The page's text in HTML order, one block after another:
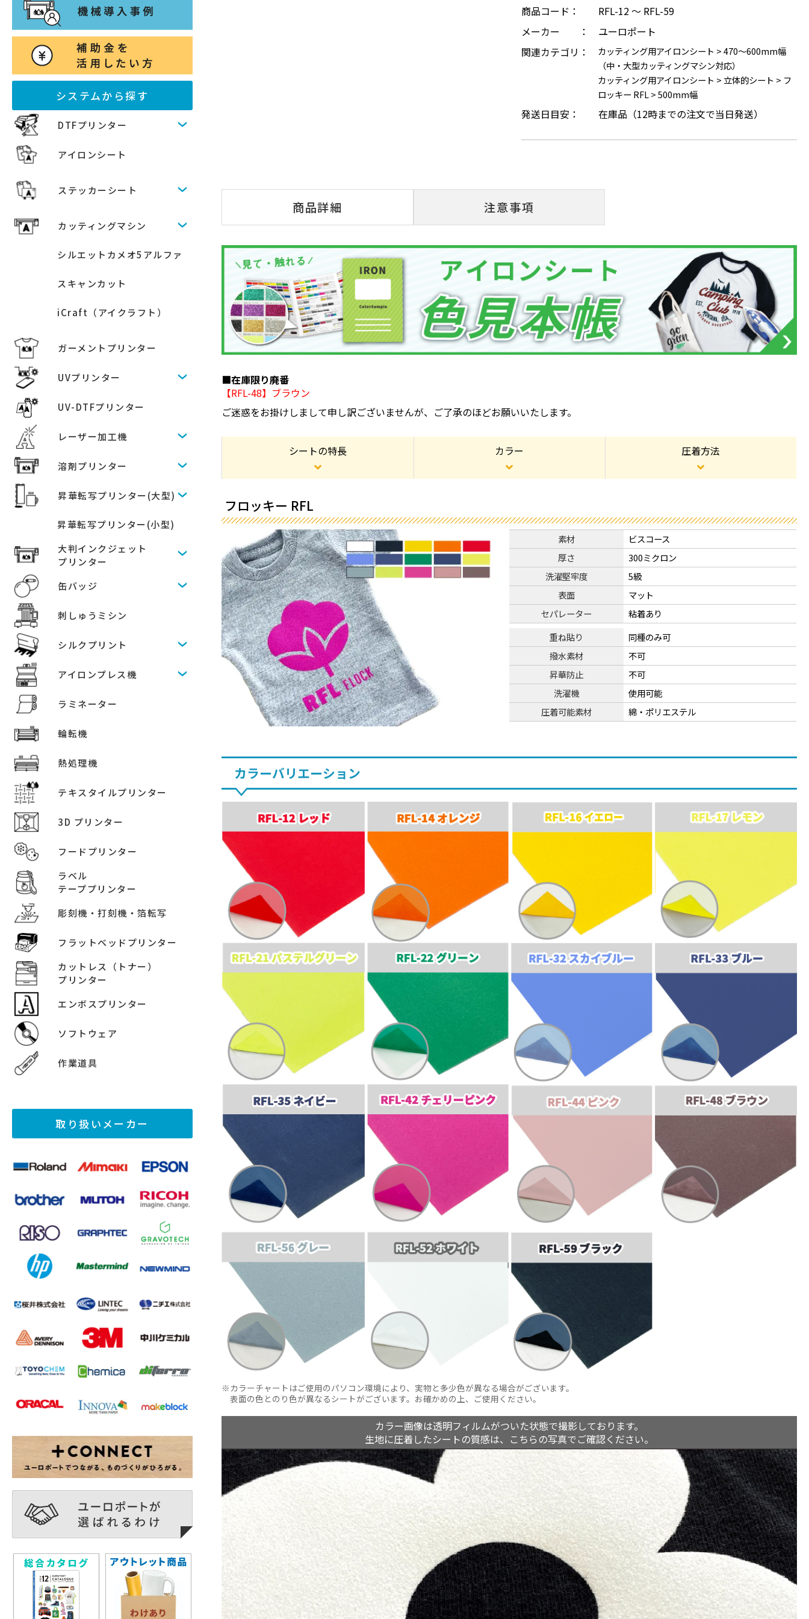
システムから探す
DTFプリンター
アイロンシート
ステッカーシート
カッティングマシン
シルエットカメオ5アルファ
スキャンカット
iCraft（アイクラフト）
ガーメントプリンター
UVプリンター
UV-DTFプリンター
レーザー加工機
溶剤プリンター
昇華転写プリンター(大型)
昇華転写プリンター(小型)
大判インクジェット
プリンター
缶バッジ
刺しゅうミシン
シルクプリント
アイロンプレス機
ラミネーター
輪転機
熱処理機
テキスタイルプリンター
3D プリンター
フードプリンター
ラベル
テーププリンター
彫刻機・打刻機・箔転写
フラットベッドプリンター
カットレス（トナー）
プリンター
エンボスプリンター
ソフトウェア
作業道具
取り扱いメーカー
商品コード：
RFL-12 ～ RFL-59
メーカー ：
ユーロポート
関連カテゴリ：
カッティング用アイロンシート >470～600mm幅
（中・大型カッティングマシン対応）
カッティング用アイロンシート > 立体的シート > フ
ロッキー RFL>500mm幅
発送日目安： 在庫品（12時までの注文で当日発送）
商品詳細 注意事項
■在庫限り廃番
【RFL-48】ブラウン
ご迷惑をお掛けしまして申し訳ございませんが、ご了承のほどお願いいたします。
シートの特長 カラー 圧着方法
フロッキー RFL
素材
ビスコース
厚さ
300ミクロン
洗濯堅牢度
5級
表面
マット
セパレーター
粘着あり
重ね貼り
同種のみ可
撥水素材
不可
昇華防止
不可
洗濯機
使用可能
圧着可能素材
綿・ポリエステル
カラーバリエーション
カラーチャートはご使用のパソコン環境により、実物と多少色が異なる場合がございます。
表面の色とのり色が異なるシートがございます。お確かめの上、ご使用ください。
カラー画像は透明フィルムがついた状態で撮影しております。
生地に圧着したシートの質感は、こちらの写真でご確認ください。